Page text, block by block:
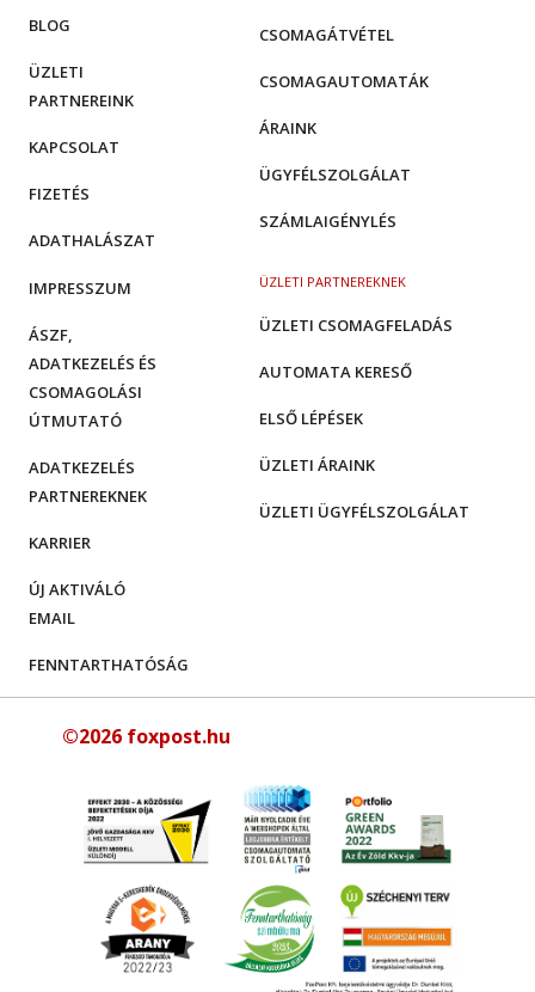
CSOMAGÁTVÉTEL
CSOMAGAUTOMATÁK
ÁRAINK
ÜGYFÉLSZOLGÁLAT
SZÁMLAIGÉNYLÉS
ÜZLETI PARTNEREKNEK
ÜZLETI CSOMAGFELADÁS
AUTOMATA KERESŐ
ELSŐ LÉPÉSEK
ÜZLETI ÁRAINK
ÜZLETI ÜGYFÉLSZOLGÁLAT
BLOG
ÜZLETI
PARTNEREINK
KAPCSOLAT
FIZETÉS
ADATHALÁSZAT
IMPRESSZUM
ÁSZF,
ADATKEZELÉS ÉS
CSOMAGOLÁSI
ÚTMUTATÓ
ADATKEZELÉS
PARTNEREKNEK
KARRIER
ÚJ AKTIVÁLÓ
EMAIL
FENNTARTHATÓSÁG
©2026 foxpost.hu